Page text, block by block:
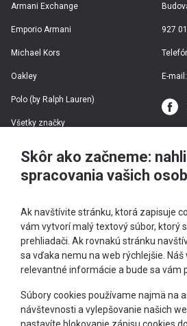
Slnečné okuliare
Športové okuliare
Teraz letí
Armani Exchange
Emporio Armani
Michael Kors
Oakley
Polo (by Ralph Lauren)
Všetky značky
927
E-mail:
info@optimeye.sk
Skôr ako začneme:
spracovania vašich
Ak navštívite stránku, ktorá zapisuje
vám vytvorí malý textový súbor, ktorý
prehliadači. Ak rovnakú stránku
sa vďaka nemu na web rýchlejšie.
relevantné informácie a bude sa vám
Súbory cookies používame najmä na
návštevnosti a vylepšovanie našich